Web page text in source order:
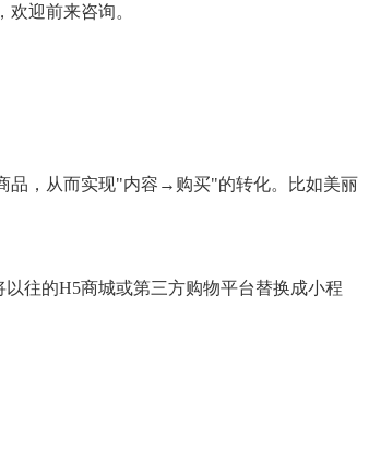
迎前来咨询。
品，从而实现"内容→购买"的转化。比如美丽
往的H5商城或第三方购物平台替换成小程